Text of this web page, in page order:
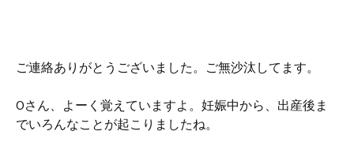
ご連絡ありがとうございました。ご無沙汰してます。
Oさん、よーく覚えていますよ。妊娠中から、出産後ま
でいろんなことが起こりましたね。